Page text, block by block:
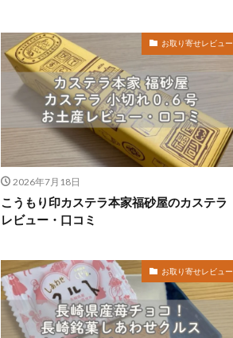
お取り寄せレビュー
2026年7月18日
こうもり印カステラ本家福砂屋のカステラ
レビュー・口コミ
お取り寄せレビュー